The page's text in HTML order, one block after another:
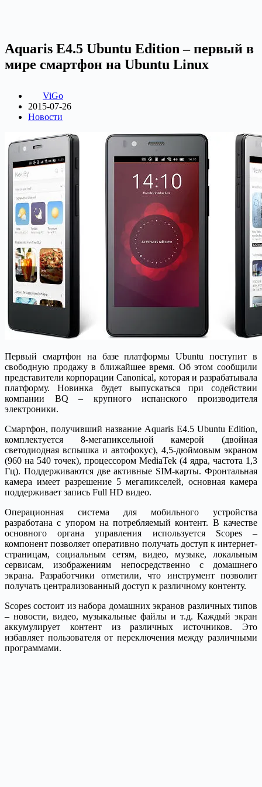
Aquaris E4.5 Ubuntu Edition – первый в
мире смартфон на Ubuntu Linux
ViGo
2015-07-26
Новости
Первый смартфон на базе платформы Ubuntu поступит в
свободную продажу в ближайшее время. Об этом сообщили
представители корпорации Canonical, которая и разрабатывала
платформу. Новинка будет выпускаться при содействии
компании BQ – крупного испанского производителя
электроники.
Смартфон, получивший название Aquaris E4.5 Ubuntu Edition,
комплектуется 8-мегапиксельной камерой (двойная
светодиодная вспышка и автофокус), 4,5-дюймовым экраном
(960 на 540 точек), процессором MediaTek (4 ядра, частота 1,3
Гц). Поддерживаются две активные SIM-карты. Фронтальная
камера имеет разрешение 5 мегапикселей, основная камера
поддерживает запись Full HD видео.
Операционная система для мобильного устройства
разработана с упором на потребляемый контент. В качестве
основного органа управления используется Scopes –
компонент позволяет оперативно получать доступ к интернет-
страницам, социальным сетям, видео, музыке, локальным
сервисам, изображениям непосредственно с домашнего
экрана. Разработчики отметили, что инструмент позволит
получать централизованный доступ к различному контенту.
Scopes состоит из набора домашних экранов различных типов
– новости, видео, музыкальные файлы и т.д. Каждый экран
аккумулирует контент из различных источников. Это
избавляет пользователя от переключения между различными
программами.